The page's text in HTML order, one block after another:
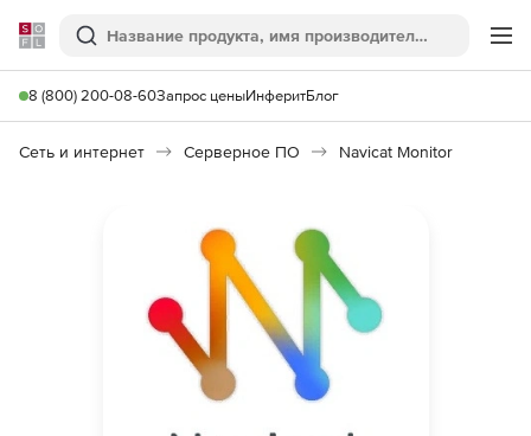
Softline
Поиск
8 (800) 200-08-60Запрос ценыИнферитБлог
Сеть и интернет Серверное ПО Navicat Monitor